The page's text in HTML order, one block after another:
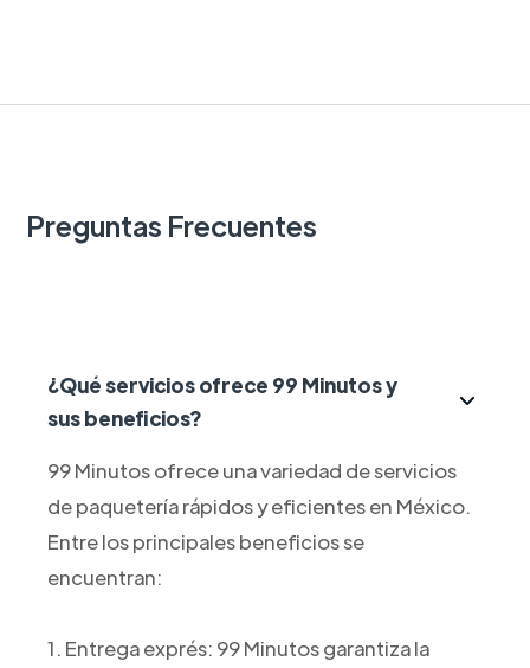
Preguntas Frecuentes
¿Qué servicios ofrece 99 Minutos y
sus beneficios?
99 Minutos ofrece una variedad de servicios
de paquetería rápidos y eficientes en México.
Entre los principales beneficios se
encuentran:
1. Entrega exprés: 99 Minutos garantiza la